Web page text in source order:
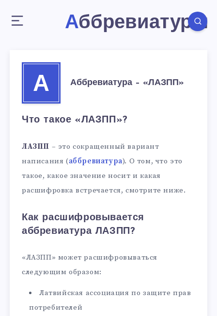
Аббревиатуры
А Аббревиатура – «ЛАЗПП»
Что такое «ЛАЗПП»?
ЛАЗПП – это сокращенный вариант
написания (аббревиатура). О том, что это
такое, какое значение носит и какая
расшифровка встречается, смотрите ниже.
Как расшифровывается
аббревиатура ЛАЗПП?
«ЛАЗПП» может расшифровываться
следующим образом:
Латвийская ассоциация по защите прав
потребителей